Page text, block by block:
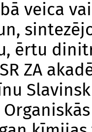
veica
ērtu
ZA